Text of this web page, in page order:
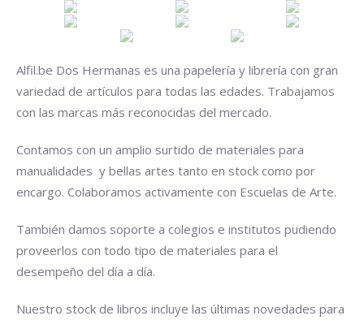
Alfil.be Dos Hermanas es una papelería y librería con gran
variedad de artículos para todas las edades. Trabajamos
con las marcas más reconocidas del mercado.
Contamos con un amplio surtido de materiales para
manualidades y bellas artes tanto en stock como por
encargo. Colaboramos activamente con Escuelas de Arte.
También damos soporte a colegios e institutos pudiendo
proveerlos con todo tipo de materiales para el
desempeño del día a día.
Nuestro stock de libros incluye las últimas novedades para